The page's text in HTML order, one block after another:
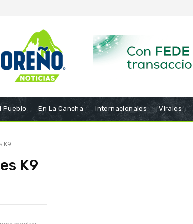
Pueblo En La Cancha Internacionales Virales
K9
K9